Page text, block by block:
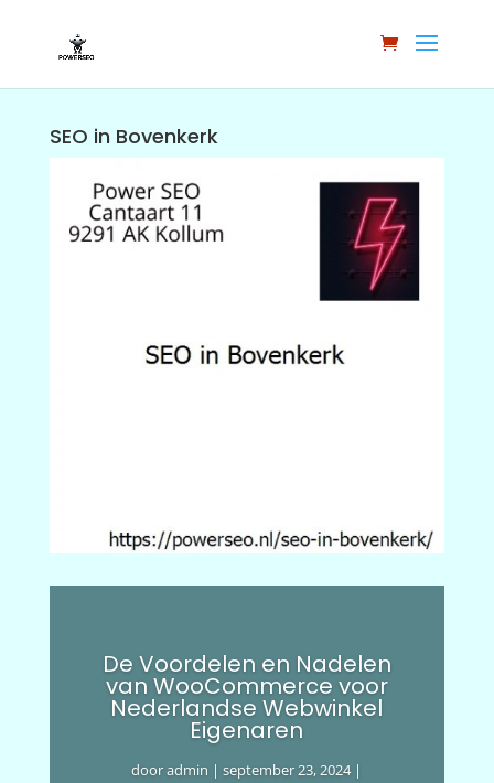
SEO in Bovenkerk
De Voordelen en Nadelen
van WooCommerce voor
Nederlandse Webwinkel
Eigenaren
dooradmin |september 23, 2024|